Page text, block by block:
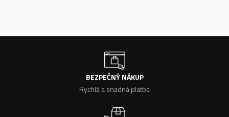
BEZPEČNÝ NÁKUP
Rychlá a snadná platba